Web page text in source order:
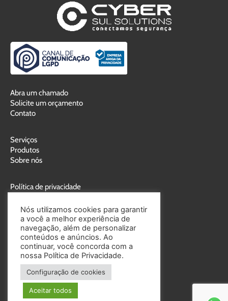
Abra um chamado
Solicite um orçamento
Contato
Serviços
Produtos
Sobre nós
Política de privacidade
Entre em contato:
(41) 3356-0800
Nós utilizamos cookies para garantir
a você a melhor experiência de
navegação, além de personalizar
conteúdos e anúncios. Ao
continuar, você concorda com a
nossa Política de Privacidade.
Configuração de cookies
Aceitar todos